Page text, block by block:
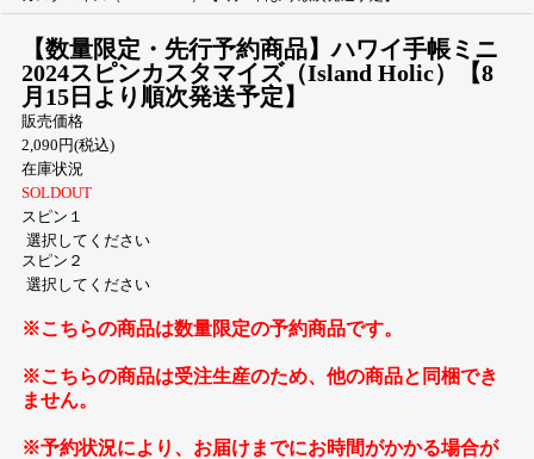
【数量限定・先行予約商品】ハワイ手帳ミニ
2024スピンカスタマイズ（Island Holic）【8
月15日より順次発送予定】
販売価格
2,090円(税込)
在庫状況
SOLDOUT
スピン１
スピン２
※こちらの商品は数量限定の予約商品です。
※こちらの商品は受注生産のため、他の商品と同梱でき
ません。
※予約状況により、お届けまでにお時間がかかる場合が